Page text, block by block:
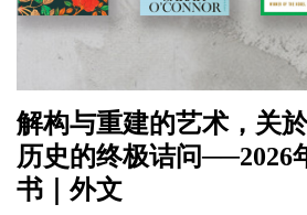
解构与重建的艺术，关
历史的终极诘问──2026
书｜外文